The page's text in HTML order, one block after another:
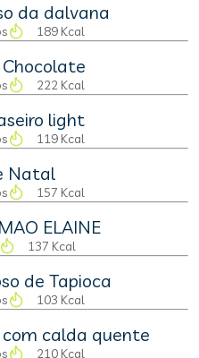
da dalvana
189 Kcal
222 Kcal
light
119 Kcal
Natal
157 Kcal
ELAINE
137 Kcal
de Tapioca
103 Kcal
calda quente
210 Kcal